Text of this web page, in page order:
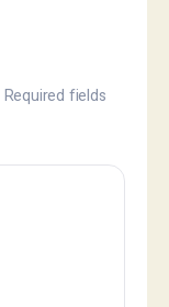
Required fields